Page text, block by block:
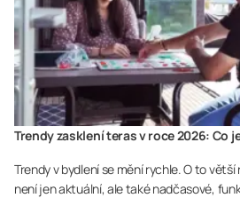
Trendy zasklení teras v roce 2026: Co
Trendy v bydlení se mění rychle. O to
není jen aktuální, ale také nadčasové,